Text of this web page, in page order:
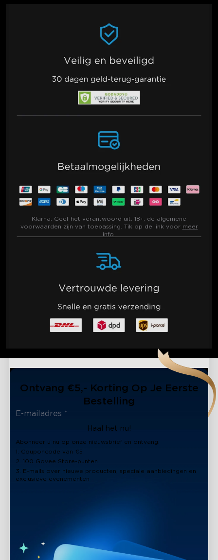
Klarna: Geef het verantwoord uit. 18+, de algemene
voorwaarden zijn van toepassing. Tik op de link voor meer
info.
Ontvang €5,- Korting Op Je Eerste
Bestelling
Haal het nu!
Abonneer u nu op onze nieuwsbrief en ontvang:
1. Couponcode van €5
2. 100 Govee Store-punten
3. E-mails over nieuwe producten, speciale aanbiedingen en
exclusieve evenementen